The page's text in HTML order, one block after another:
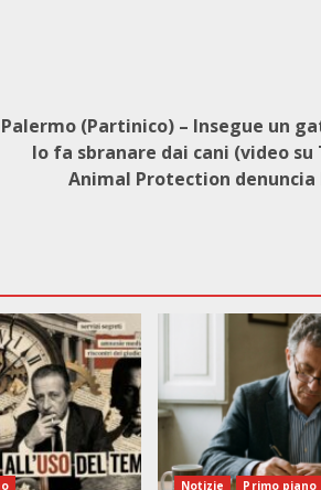
Palermo (Partinico) – Insegue un
lo fa sbranare dai cani (video su
Animal Protection denuncia
Notizie Primo piano